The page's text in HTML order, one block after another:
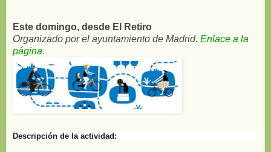
Este domingo, desde El Retiro
Organizado por el ayuntamiento de Madrid. Enlace a la
página.
Descripción de la actividad: